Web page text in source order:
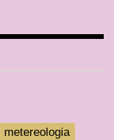
metereologia